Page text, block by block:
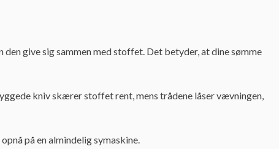
give sig sammen med stoffet. Det betyder, at dine sømme
kniv skærer stoffet rent, mens trådene låser vævningen,
på en almindelig symaskine.